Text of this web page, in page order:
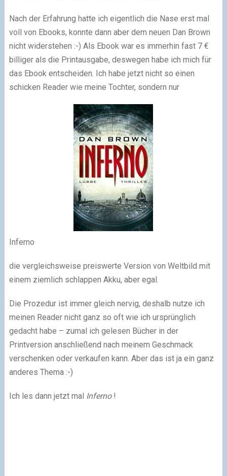
Nach der Erfahrung hatte ich eigentlich die Nase erst mal
voll von Ebooks, konnte dann aber dem neuen Dan Brown
nicht widerstehen :-) Als Ebook war es immerhin fast 7 €
billiger als die Printausgabe, deswegen habe ich mich für
das Ebook entscheiden. Ich habe jetzt nicht so einen
schicken Reader wie meine Tochter, sondern nur
Inferno
die vergleichsweise preiswerte Version von Weltbild mit
einem ziemlich schlappen Akku, aber egal.
Die Prozedur ist immer gleich nervig, deshalb nutze ich
meinen Reader nicht ganz so oft wie ich ursprünglich
gedacht habe – zumal ich gelesen Bücher in der
Printversion anschließend nach meinem Geschmack
verschenken oder verkaufen kann. Aber das ist ja ein ganz
anderes Thema :-)
Ich les dann jetzt mal Inferno!